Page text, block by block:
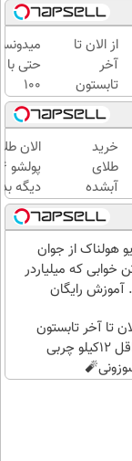
از الان تا
آخر
تابستون
حداقل
12کیلو
چربی
میسوزونی
🧨
حتی با
۱۰۰
هم
میتونی
طلا
بخری؟
خرید
طلای
آبشده
حتی با
۱۰۰هزارتومان
الان
دیگه
طلا با
بی‌بهرههولناک از جوان
خوابی که میلیاردر
رایگان
تا آخر تابستون
حداقل 12کیلو چربی